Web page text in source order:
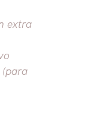
extra
(para